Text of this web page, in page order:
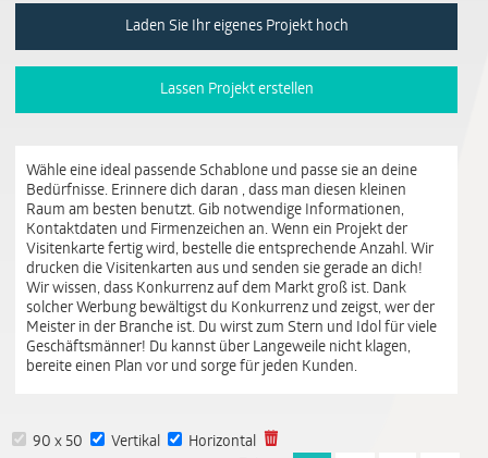
Laden Sie Ihr eigenes Projekt hoch
Lassen Projekt erstellen
Wähle eine ideal passende Schablone und passe sie an deine
Bedürfnisse. Erinnere dich daran , dass man diesen kleinen
Raum am besten benutzt. Gib notwendige Informationen,
Kontaktdaten und Firmenzeichen an. Wenn ein Projekt der
Visitenkarte fertig wird, bestelle die entsprechende Anzahl. Wir
drucken die Visitenkarten aus und senden sie gerade an dich!
Wir wissen, dass Konkurrenz auf dem Markt groß ist. Dank
solcher Werbung bewältigst du Konkurrenz und zeigst, wer der
Meister in der Branche ist. Du wirst zum Stern und Idol für viele
Geschäftsmänner! Du kannst über Langeweile nicht klagen,
bereite einen Plan vor und sorge für jeden Kunden.
90 x 50 Vertikal
Horizontal